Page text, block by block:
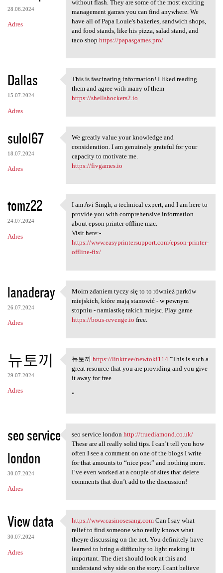
28.06.2024
Adres
without flash. They are some of the most exciting
management games you can find anywhere. We
have all of Papa Louie's bakeries, sandwich shops,
and food stands, like his pizza, salad stand, and
taco shop https://papasgames.pro/
Dallas
15.07.2024
Adres
This is fascinating
This is fascinating information! I liked reading
them and agree with many of them
https://shellshockers2.io
sulo167
18.07.2024
Adres
We greatly value your
We greatly value your knowledge and
consideration. I am genuinely grateful for your
capacity to motivate me.
https://fivgames.io
tomz22
24.07.2024
Adres
I am Avi Singh, a technical
I am Avi Singh, a technical expert, and I am here to
provide you with comprehensive information
about epson printer offline mac.
Visit here:-
https://www.easyprintersupport.com/epson-printer-
offline-fix/
lanaderay
26.07.2024
Adres
Moim zdaniem tyczy się to to
Moim zdaniem tyczy się to to również parków
miejskich, które mają stanowić - w pewnym
stopniu - namiastkę takich miejsc. Play game
https://bous-revenge.io free.
뉴토끼
29.07.2024
Adres
뉴토끼 https://linktr.ee
뉴토끼 https://linktr.ee/newtoki114"This is such a
great resource that you are providing and you give
it away for free
"
seo service
london
30.07.2024
Adres
seo service london http:/
seo service london http://truediamond.co.uk/
These are all really solid tips. I can’t tell you how
often I see a comment on one of the blogs I write
for that amounts to “nice post” and nothing more.
I’ve even worked at a couple of sites that delete
comments that don’t add to the discussion!
View data
30.07.2024
Adres
https://www.casinosesang.com
https://www.casinosesang.comCan I say what
relief to find someone who really knows what
theyre discussing on the net. You definitely have
learned to bring a difficulty to light making it
important. The diet should look at this and
understand why side on the story. I cant believe